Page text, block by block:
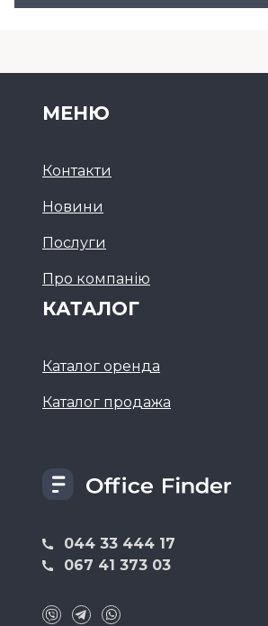
044 33 444 17
067 41 373 03
МЕНЮ
Контакти
Новини
Послуги
Про компанію
КАТАЛОГ
Каталог оренда
Каталог продажа